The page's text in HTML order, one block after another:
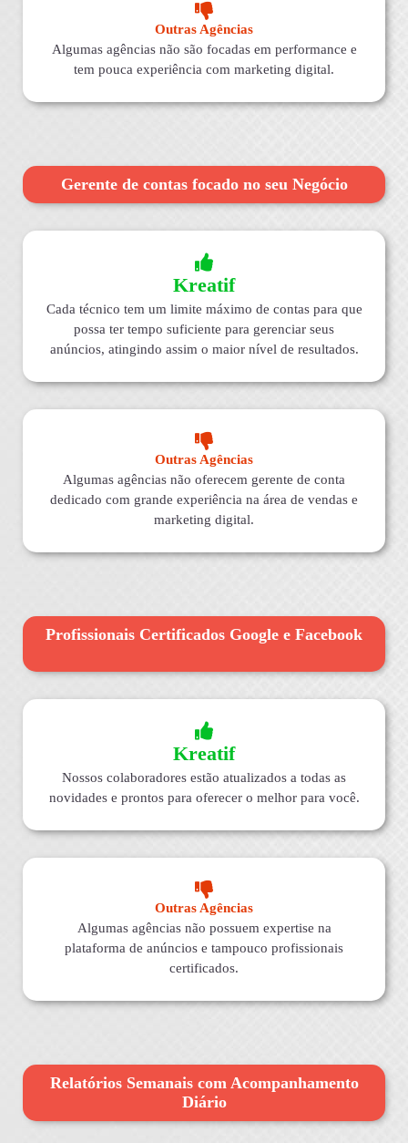
Outras Agências
Algumas agências não são focadas em performance e
tem pouca experiência com marketing digital.
Gerente de contas focado no seu Negócio
Kreatif
Cada técnico tem um limite máximo de contas para que
possa ter tempo suficiente para gerenciar seus
anúncios, atingindo assim o maior nível de resultados.
Outras Agências
Algumas agências não oferecem gerente de conta
dedicado com grande experiência na área de vendas e
marketing digital.
Profissionais Certificados Google e Facebook
Kreatif
Nossos colaboradores estão atualizados a todas as
novidades e prontos para oferecer o melhor para você.
Outras Agências
Algumas agências não possuem expertise na
plataforma de anúncios e tampouco profissionais
certificados.
Relatórios Semanais com Acompanhamento
Diário